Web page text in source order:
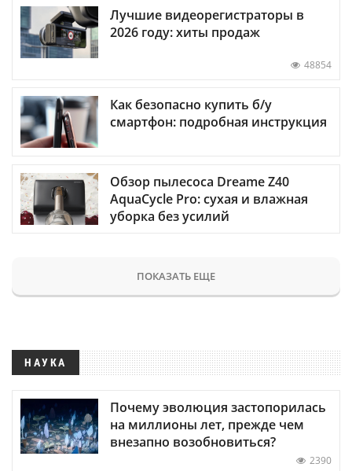
Лучшие видеорегистраторы в
2026 году: хиты продаж
48854
Как безопасно купить б/у
смартфон: подробная инструкция
Обзор пылесоса Dreame Z40
AquaCycle Pro: сухая и влажная
уборка без усилий
ПОКАЗАТЬ ЕЩЕ
НАУКА
Почему эволюция застопорилась
на миллионы лет, прежде чем
внезапно возобновиться?
2390